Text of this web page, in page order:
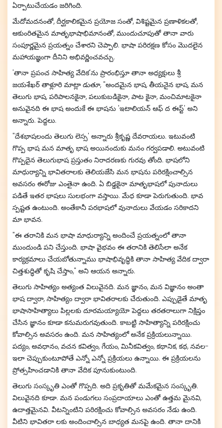
ఏర్పాటుచేయడం జరిగింది.
మేదోమదనంతో, దీర్ఘకాలికమైన ప్రయోజ సంతో, విశిష్టమైన ప్రణాళికలతో,
ఆకుంరితమైన మాతృభాషాభిమానంతో, ముందుచూపుతో తానా వారు
సంపూర్ణమైన ప్రయత్నం చేశారని చెప్పాలి. భాషా పరిరక్షణ కోసం మొదలైన
మహాయజ్ఞంగా దీనిని అభివర్ణించవచ్చు.
'తానా ప్రపంచ సాహిత్య వేదిక'ను ప్రారంభిస్తూ తానా అధ్యక్షులు శ్రీ
జయశేఖర్ తాళ్లూరి మాట్లా డుతూ, "అందమైన భాష, తీయనైన భాష, మన
తెలుగు భాష, పరిపాలనకైనా, పలుకుబడికైనా, పాట కైనా, మంచిమాటకైనా
అనువైనది ఈ భాష అందుకే ఈ భాషను 'ఇటాలియన్ ఆఫ్ ద ఈస్ట్' అని
అన్నారు. పెద్దలు.
"దేశభాషలందు తెలుగు లెస్స' అన్నారు శ్రీకృష్ణ దేవరాయలు. ఇటువంటి
గొప్ప భాష మన మాతృ భాష అయినందుకు మనం గర్వపడాలి. అటువంటి
గొప్పదైన తెలుగుభాష ప్రస్తుతం నిరాదరణకు గురవు తోంది. భాషలోని
మాధుర్యాన్ని భావితరాలకు తెలియజేసి మన భాషను పరిరక్షించాల్సిన
అవసరం ఈరోజు ఎంతైనా ఉంది. ఏ బిడ్డకైనా మాతృభాషలో పునాదులు
పడితే ఇతర భాషలు సులభంగా వస్తాయి. మేధ కూడా పెరుగుతుంది. భావ
స్పష్టత ఉంటుంది. అంతేకానీ పరభాషలో వునాదులు వేయడం సరికాదని
మా భావన.
"ఈ తరానికి మన భాషా మాధుర్యాన్ని అందించే ప్రయత్నంలో తానా
ముందుండి పని చేస్తుంది. భాషా వైభవం ఈ తరానికి తెలిసేలా అనేక
కార్యక్రమాలు చేయబోతున్నాము భాషాభివృద్ధికి తానా సాహిత్య వేదిక ద్వారా
చిత్తశుద్ధితో కృషి చేస్తాం," అని ఆయన అన్నారు.
తెలుగు సాహిత్యం అత్యంత విలువైనది. మన జ్ఞానం, మన విజ్ఞానం అంతా
భాష ద్వారా, సాహిత్యం ద్వారా భావితరాలకు చేరుతుంది. ఎప్పుడైతే మాతృ
భాషాసాహిత్యాలు పిల్లలకు దూరమయ్యాయో పెద్దలు తరతరాలుగా నిక్షిప్తం
చేసిన జ్ఞానం కూడా కనుమరుగవుతుంది. కాబట్టి సాహిత్యాన్ని పరిరక్షించు
కోవాల్సిన అవసరం ఉంది. మన సాహిత్యంలో అనేక ప్రక్రియలున్నాయి.
పద్యం, అవధానం, వచన కవిత్వం, గేయం, మినీకవిత్వం, కథానిక, కథ, నవల-
ఇలా చెప్పుకుంటూపోతే ఎన్నో ఎన్నో ప్రక్రియలు ఉన్నాయి. ఈ ప్రక్రియలను
ప్రోత్సహించడానికి తానా వేదిక పూనుకుంటుంది.
తెలుగు సంస్కృతి ఎంతో గొప్పది. అది ప్రకృతితో మమేకమైన సంస్కృతి.
విలువైనది కూడా. మన పండుగలు సంప్రదాయాలు ఎంతో ఉత్తమ మైనవి,
ఉదాత్తమైనవి. వీటన్నింటిని పరిరక్షించు కోవాల్సిన అవసరం నేడు ఉంది.
వీటిని భావితరా లకు అందించాల్సిన బాధ్యత మనపై ఉంది. తానా దానికి